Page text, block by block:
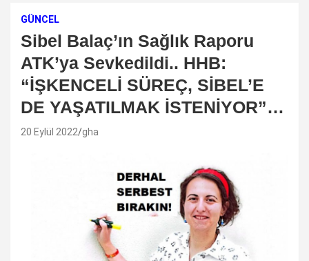
GÜNCEL
Sibel Balaç’ın Sağlık Raporu
ATK’ya Sevkedildi.. HHB:
“İŞKENCELİ SÜREÇ, SİBEL’E
DE YAŞATILMAK İSTENİYOR”…
20 Eylül 2022 gha